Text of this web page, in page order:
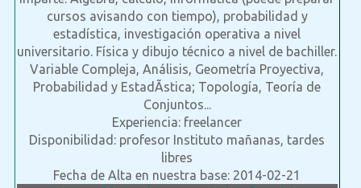
cursos avisando con tiempo), probabilidad y
estadística, investigación operativa a nivel
universitario. Física y dibujo técnico a nivel de bachiller.
Variable Compleja, Análisis, Geometría Proyectiva,
Probabilidad y EstadÃ­stica; Topología, Teoría de
Conjuntos...
Experiencia: freelancer
Disponibilidad: profesor Instituto mañanas, tardes
libres
Fecha de Alta en nuestra base: 2014-02-21